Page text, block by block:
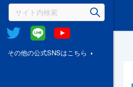
Twitter @Line
その他の公式SNSはこちら